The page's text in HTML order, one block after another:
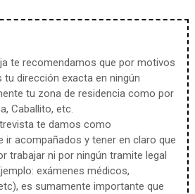
te recomendamos que por motivos
tu dirección exacta en ningún
tu zona de residencia como por
Caballito, etc.
te damos como
ir acompañados y tener en claro que
trabajar ni por ningún tramite legal
exámenes médicos,
es sumamente importante que